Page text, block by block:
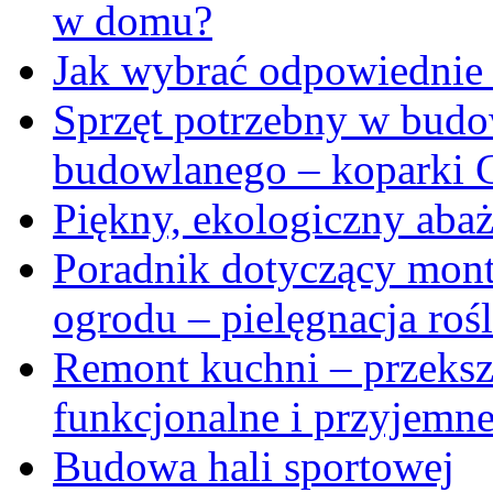
w domu?
Jak wybrać
Sprzęt potrzebny w
budowlanego – koparki
Piękny, ekologiczny
Poradnik dotyczący
ogrodu – pielęgnacja
Remont kuchni –
funkcjonalne i
Budowa hali sportowej